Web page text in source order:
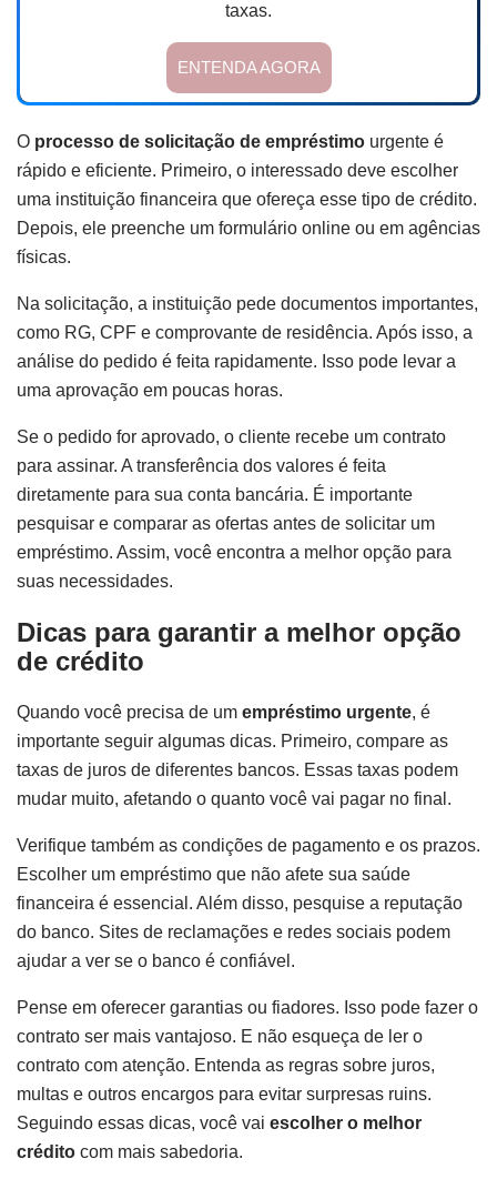
taxas.
ENTENDA AGORA
O processo de solicitação de empréstimo urgente é
rápido e eficiente. Primeiro, o interessado deve escolher
uma instituição financeira que ofereça esse tipo de crédito.
Depois, ele preenche um formulário online ou em agências
físicas.
Na solicitação, a instituição pede documentos importantes,
como RG, CPF e comprovante de residência. Após isso, a
análise do pedido é feita rapidamente. Isso pode levar a
uma aprovação em poucas horas.
Se o pedido for aprovado, o cliente recebe um contrato
para assinar. A transferência dos valores é feita
diretamente para sua conta bancária. É importante
pesquisar e comparar as ofertas antes de solicitar um
empréstimo. Assim, você encontra a melhor opção para
suas necessidades.
Dicas para garantir a melhor opção
de crédito
Quando você precisa de um empréstimo urgente, é
importante seguir algumas dicas. Primeiro, compare as
taxas de juros de diferentes bancos. Essas taxas podem
mudar muito, afetando o quanto você vai pagar no final.
Verifique também as condições de pagamento e os prazos.
Escolher um empréstimo que não afete sua saúde
financeira é essencial. Além disso, pesquise a reputação
do banco. Sites de reclamações e redes sociais podem
ajudar a ver se o banco é confiável.
Pense em oferecer garantias ou fiadores. Isso pode fazer o
contrato ser mais vantajoso. E não esqueça de ler o
contrato com atenção. Entenda as regras sobre juros,
multas e outros encargos para evitar surpresas ruins.
Seguindo essas dicas, você vai escolher o melhor
crédito com mais sabedoria.